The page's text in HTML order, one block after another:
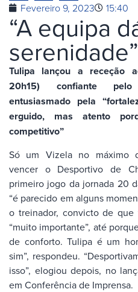
Fevereiro 9, 2023 15:40
“A equipa
serenidade”
Tulipa lançou a receção
20h15) confiante pelo
entusiasmado pela
erguido, mas atento
competitivo”
Só um Vizela no máximo
vencer o Desportivo de
primeiro jogo da jornada 20
“é parecido em alguns
o treinador, convicto de
“muito importante”, até
de conforto. Tulipa é um
sim”, respondeu.
isso”, elogiou depois, no
em Conferência de Imprensa.